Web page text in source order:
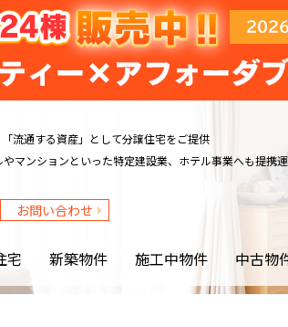
「流通する資産」として分譲住宅をご提供
やマンションといった特定建設業、ホテル事業へも提携
お問い合わせ
宅 新築物件 施工中物件 中古物